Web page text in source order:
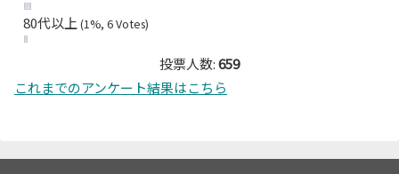
80代以上 (1%, 6 Votes)
投票人数:659
これまでのアンケート結果はこちら